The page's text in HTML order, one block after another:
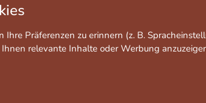
Ihre Präferenzen zu erinnern (z. B.
relevante Inhalte oder Werbung